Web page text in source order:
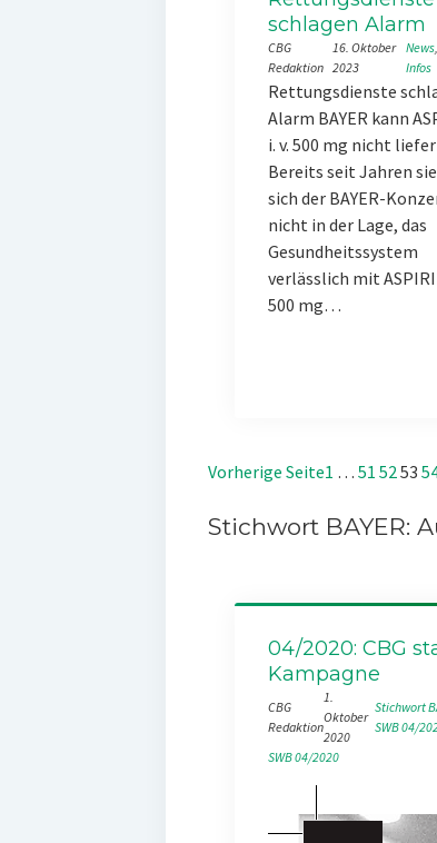
schlagen Alarm
CBG
Redaktion
16. Oktober
2023
News,
Infos
Rettungsdienste
Alarm BAYER kann
i. v. 500 mg nicht
Bereits seit Jahren
sich der BAYER-
nicht in der Lage, das
Gesundheitssystem
verlässlich mit
500 mg…
Vorherige Seite1 … 51 5253
Stichwort BAYER:
04/2020: CBG
Kampagne
CBG
Redaktion
1.
Oktober
2020
Stichwort
SWB 04/
SWB 04/2020